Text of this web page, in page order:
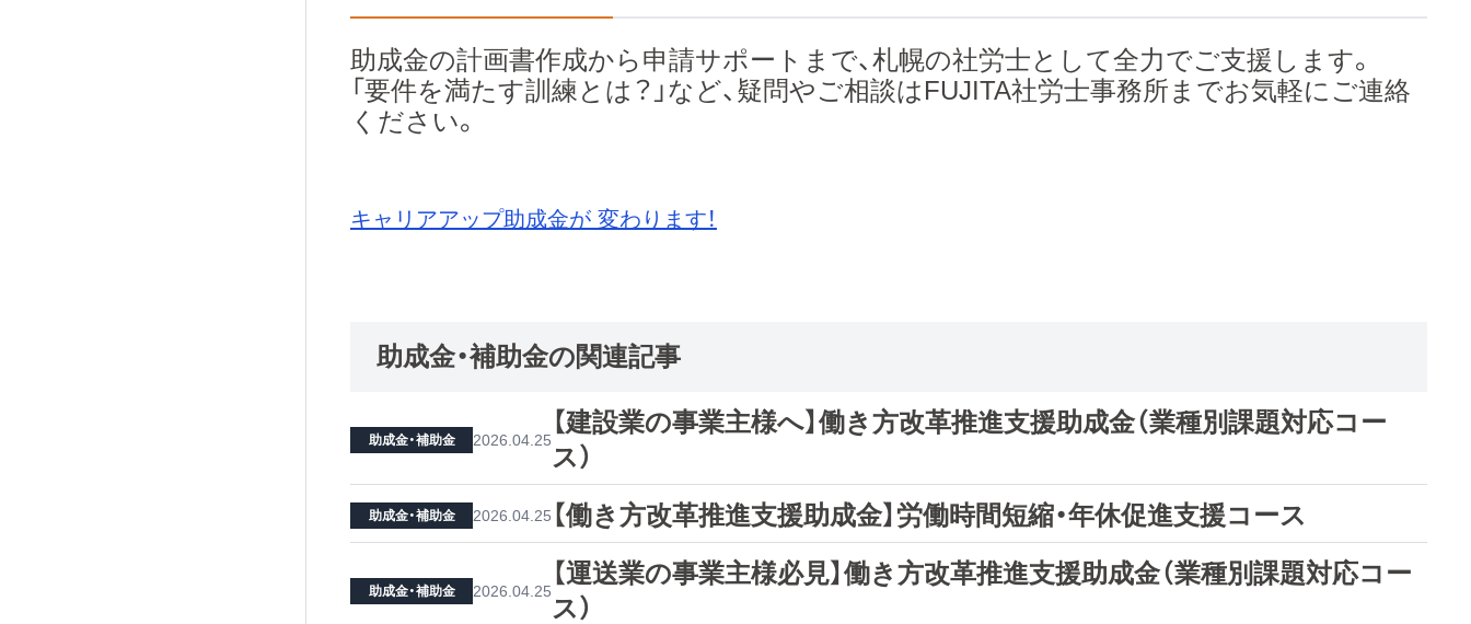
助成金の計画書作成から申請サポートまで、札幌の社労士として全力でご支援します。
「要件を満たす訓練とは？」など、疑問やご相談はFUJITA社労士事務所までお気軽にご連絡
ください。
キャリアアップ助成金が 変わります！
助成金・補助金の関連記事
【建設業の事業主様へ】働き方改革推進支援助成金（業種別課題対応コー
ス）
助成金・補助金 2026.04.25
【働き方改革推進支援助成金】労働時間短縮・年休促進支援コース
助成金・補助金 2026.04.25
【運送業の事業主様必見】働き方改革推進支援助成金（業種別課題対応コー
ス）
助成金・補助金 2026.04.25